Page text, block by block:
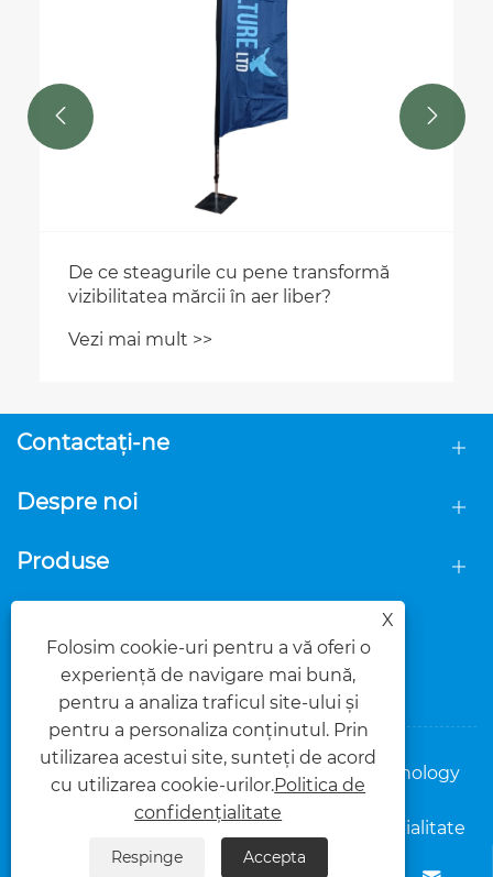
De ce steagurile cu pene transformă
vizibilitatea mărcii în aer liber?
Vezi mai mult >>
 
Contactaţi-ne
Despre noi
Produse
Copyright © 2025 Foshan Dasi Metal Technology
Co., Ltd. Toate drepturile rezervate.
SitemapRSSXMLPolitica de confidențialitate
X
Folosim cookie-uri pentru a vă oferi o
experiență de navigare mai bună,
pentru a analiza traficul site-ului și
pentru a personaliza conținutul. Prin
utilizarea acestui site, sunteți de acord
cu utilizarea cookie-urilor.Politica de
confidențialitate
Respinge Accepta